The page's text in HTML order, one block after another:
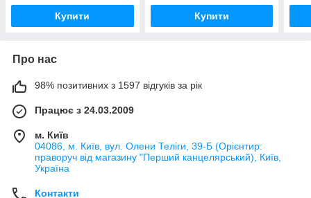
Купити Купити
Про нас
98% позитивних з 1597 відгуків за рік
Працює з 24.03.2009
м. Київ
04086, м. Київ, вул. Олени Теліги, 39-Б (Орієнтир:
праворуч від магазину "Перший канцелярський), Київ,
Україна
Контакти